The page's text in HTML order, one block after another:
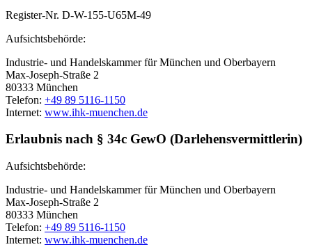
Register-Nr. D-W-155-U65M-49
Aufsichtsbehörde:
Industrie- und Handelskammer für München und Oberbayern
Max-Joseph-Straße 2
80333 München
Telefon: +49 89 5116-1150
Internet: www.ihk-muenchen.de
Erlaubnis nach § 34c GewO (Darlehensvermittlerin)
Aufsichtsbehörde:
Industrie- und Handelskammer für München und Oberbayern
Max-Joseph-Straße 2
80333 München
Telefon: +49 89 5116-1150
Internet: www.ihk-muenchen.de